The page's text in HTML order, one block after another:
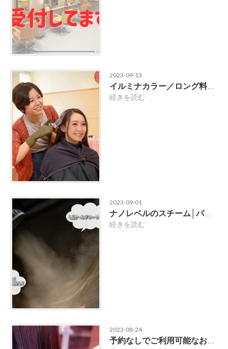
2023-09-13
イルミナカラー／ロング料金ナシ
続きを読む
2023-09-01
ナノレベルのスチーム│パルッキー
続きを読む
2023-08-24